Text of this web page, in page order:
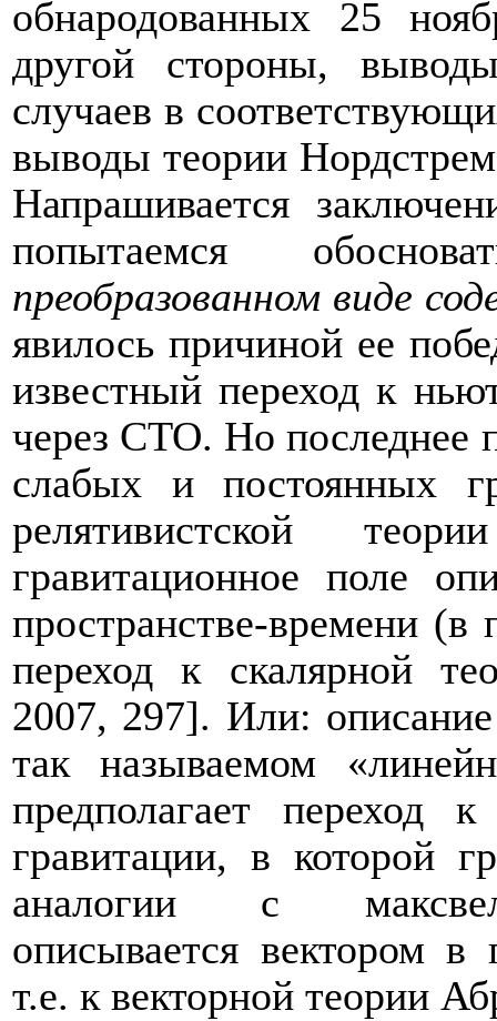
обнародованных 25
другой стороны,
случаев в
выводы теории
Напрашивается
попытаемся
преобразованном виде
явилось причиной ее
известный переход к
через СТО. Но последнее
слабых и постоянных
релятивистской
гравитационное поле
пространстве-времени (в
переход к скалярной
2007, 297]. Или:
так называемом
предполагает переход
гравитации, в которой
аналогии с
описывается вектором в
т.е. к векторной теории